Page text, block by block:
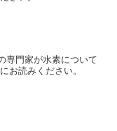
専門家が水素について
お読みください。